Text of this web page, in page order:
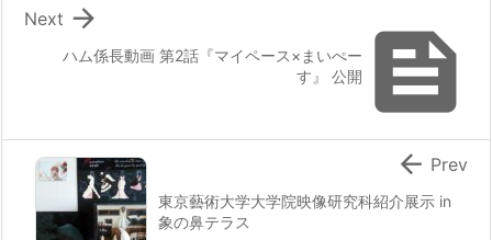

ハム係長動画 第2話『マイペース×まいぺー
す』 公開

Next
東京藝術大学大学院映像研究科紹介展示 in
象の鼻テラス
 Prev